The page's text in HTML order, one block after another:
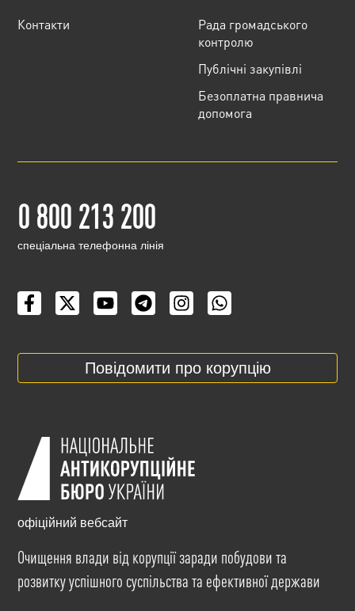
Контакти
Рада громадського
контролю
Публічні закупівлі
Безоплатна правнича
допомога
0 800 213 200
cпеціальна телефонна лінія
Повідомити про корупцію
офіційний вебсайт
Очищення влади від корупції заради побудови та
розвитку успішного суспільства та ефективної держави